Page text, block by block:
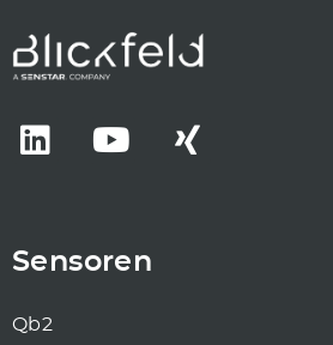
Sensoren
Qb2